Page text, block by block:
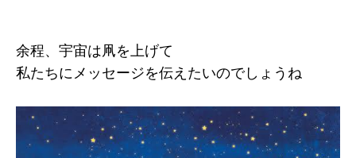
余程、宇宙は凧を上げて
私たちにメッセージを伝えたいのでしょうね